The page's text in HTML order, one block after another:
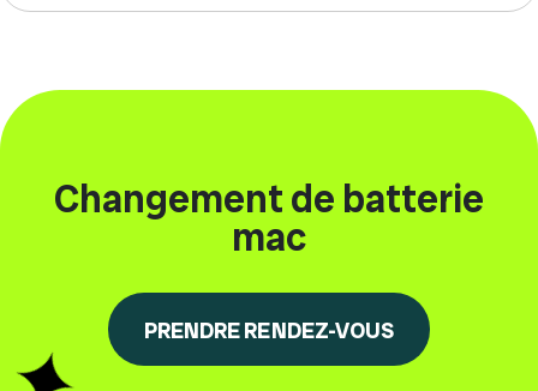
Changement de batterie
mac
PRENDRE RENDEZ-VOUS